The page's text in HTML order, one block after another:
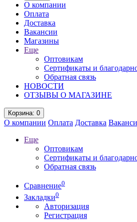
О компании
Оплата
Доставка
Вакансии
Магазины
Еще
Оптовикам
Сертификаты и
Обратная связь
НОВОСТИ
ОТЗЫВЫ О МАГАЗИНЕ
Корзина: 0
О компании Оплата Доставка
Еще
Оптовикам
Сертификаты и
Обратная связь
Сравнение0
Закладки0
Авторизация
Регистрация